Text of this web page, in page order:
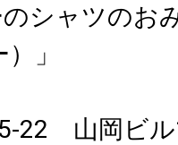
シャツのお
」
22 山岡ビ